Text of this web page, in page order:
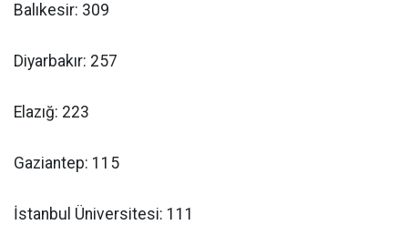
Balıkesir: 309
Diyarbakır: 257
Elazığ: 223
Gaziantep: 115
İstanbul Üniversitesi: 111